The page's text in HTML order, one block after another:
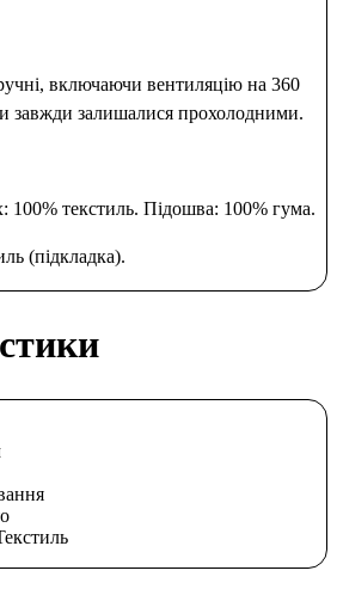
включаючи вентиляцію на 360
завжди залишалися прохолодними.
100% текстиль. Підошва: 100% гума.
(підкладка).